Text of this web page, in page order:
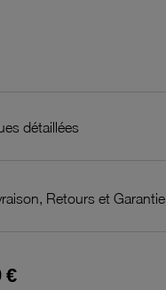
détaillées
Retours et Garantie
€